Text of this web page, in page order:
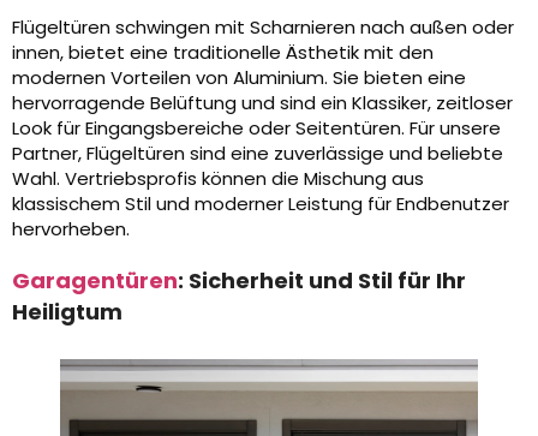
Flügeltüren schwingen mit Scharnieren nach außen oder
innen, bietet eine traditionelle Ästhetik mit den
modernen Vorteilen von Aluminium. Sie bieten eine
hervorragende Belüftung und sind ein Klassiker, zeitloser
Look für Eingangsbereiche oder Seitentüren. Für unsere
Partner, Flügeltüren sind eine zuverlässige und beliebte
Wahl. Vertriebsprofis können die Mischung aus
klassischem Stil und moderner Leistung für Endbenutzer
hervorheben.
Garagentüren: Sicherheit und Stil für Ihr
Heiligtum